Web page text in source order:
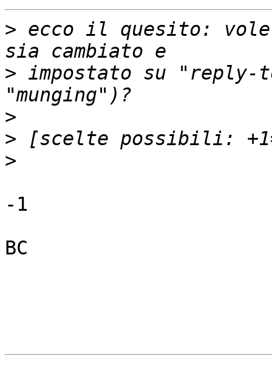
> ecco il quesito:
> impostato su "reply-
>
>
>
-1
BC